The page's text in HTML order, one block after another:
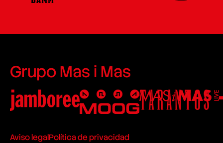
Grupo Mas i Mas
Aviso legalPolítica de privacidad